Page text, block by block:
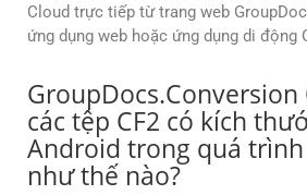
Cloud trực tiếp từ trang web
ứng dụng web hoặc ứng dụng di động
các tệp CF2 có kích
Android trong quá
như thế nào?